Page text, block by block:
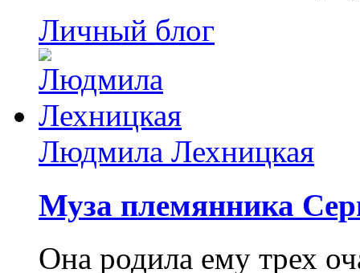
Личный блог
Людмила Лехницкая
Муза племянника
Она родила ему трех